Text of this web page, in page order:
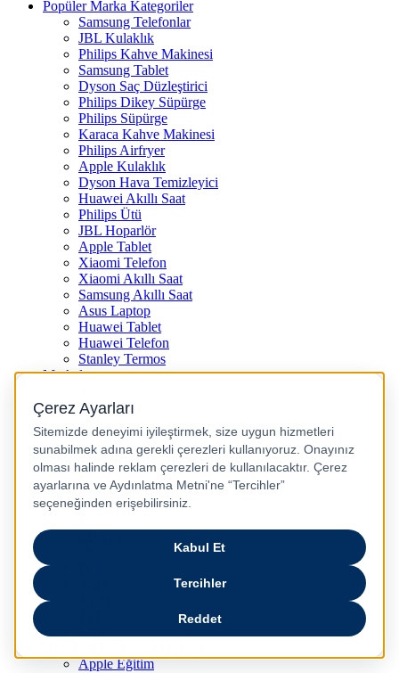
Popüler Marka Kategoriler
Samsung Telefonlar
JBL Kulaklık
Philips Kahve Makinesi
Samsung Tablet
Dyson Saç Düzleştirici
Philips Dikey Süpürge
Philips Süpürge
Karaca Kahve Makinesi
Philips Airfryer
Apple Kulaklık
Dyson Hava Temizleyici
Huawei Akıllı Saat
Philips Ütü
JBL Hoparlör
Apple Tablet
Xiaomi Telefon
Xiaomi Akıllı Saat
Samsung Akıllı Saat
Asus Laptop
Huawei Tablet
Huawei Telefon
Stanley Termos
Markalar
Samsung
Anker
Arzum
Braun
Casper
Huawei
Apple Eğitim